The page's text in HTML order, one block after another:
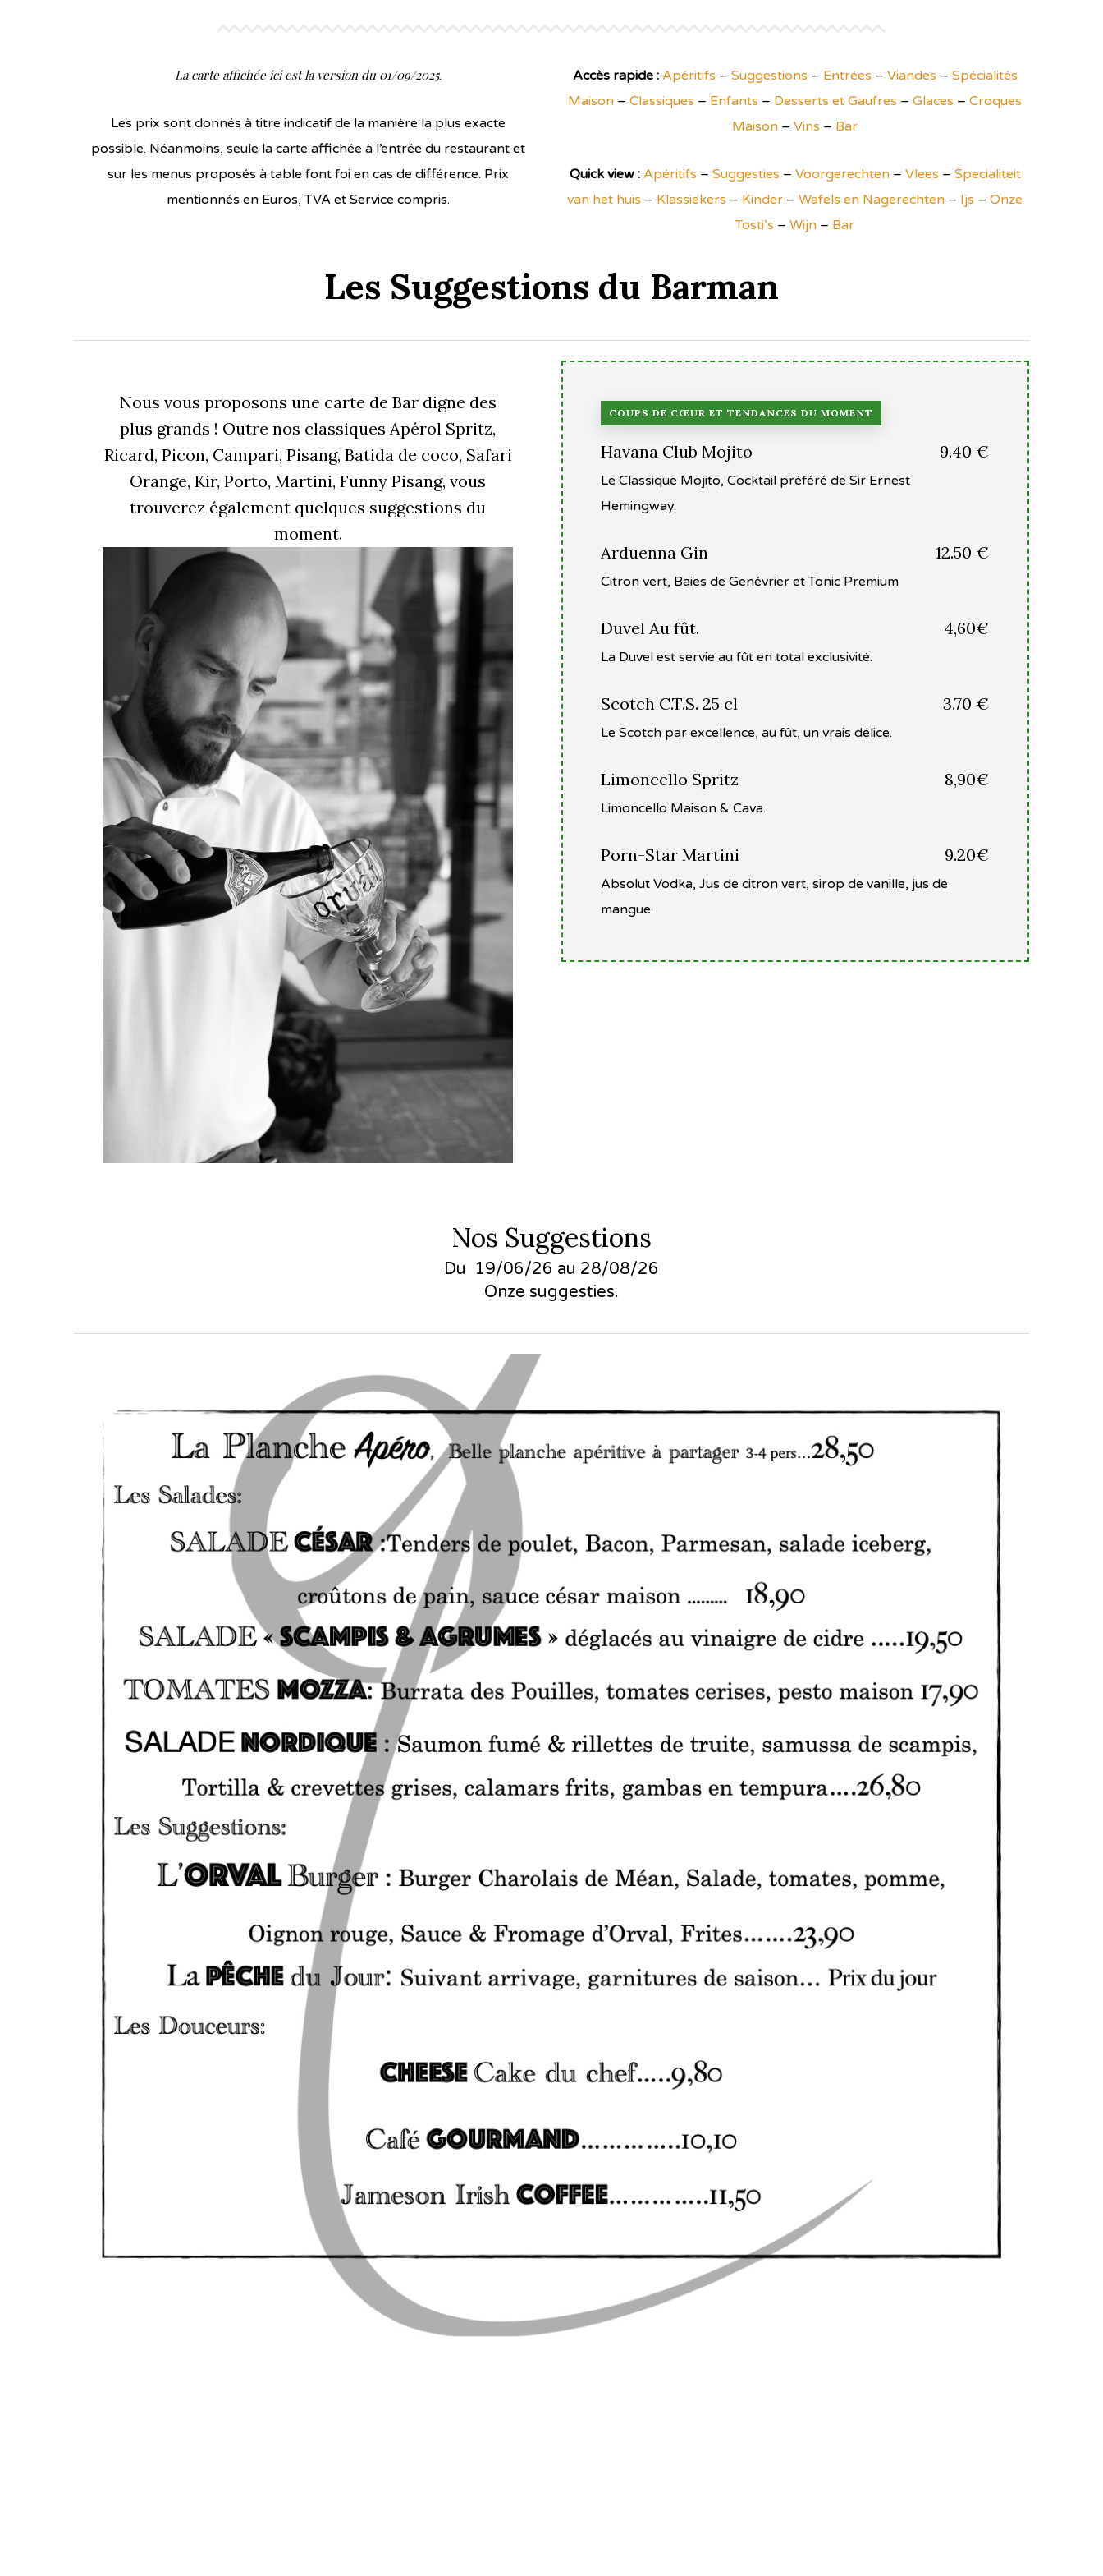
La carte affichée ici est la version du 01/09/2025.
Les prix sont donnés à titre indicatif de la manière la plus exacte
possible. Néanmoins, seule la carte affichée à l’entrée du restaurant et
sur les menus proposés à table font foi en cas de différence. Prix
mentionnés en Euros, TVA et Service compris.
Accès rapide : Apéritifs – Suggestions – Entrées – Viandes – Spécialités
Maison –Classiques – Enfants – Desserts et Gaufres –Glaces –Croques
Maison –Vins – Bar
Quick view : Apéritifs – Suggesties – Voorgerechten– Vlees – Specialiteit
van het huis – Klassiekers – Kinder –Wafels en Nagerechten – Ijs –Onze
Tosti’s –Wijn – Bar
Les Suggestions du Barman
Nous vous proposons une carte de Bar digne des
plus grands ! Outre nos classiques Apérol Spritz,
Ricard, Picon, Campari, Pisang, Batida de coco, Safari
Orange, Kir, Porto, Martini, Funny Pisang, vous
trouverez également quelques suggestions du
moment.
COUPS DE CŒUR ET TENDANCES DU MOMENT
Havana Club Mojito 9.40 €
Le Classique Mojito, Cocktail préféré de Sir Ernest
Hemingway.
Arduenna Gin 12.50 €
Citron vert, Baies de Genévrier et Tonic Premium
Duvel Au fût. 4,60€
La Duvel est servie au fût en total exclusivité.
Scotch C.T.S. 25 cl 3.70 €
Le Scotch par excellence, au fût, un vrais délice.
Limoncello Spritz 8,90€
Limoncello Maison & Cava.
Porn-Star Martini 9.20€
Absolut Vodka, Jus de citron vert, sirop de vanille, jus de
mangue.
Nos Suggestions
Du 19/06/26 au 28/08/26
Onze suggesties.